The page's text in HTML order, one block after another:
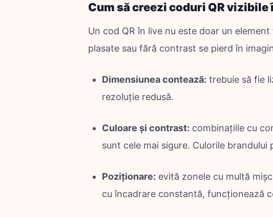
Cum să creezi coduri QR
Un cod QR în live nu este doar un
plasate sau fără contrast se pierd în
Dimensiunea contează: trebuie să fie
rezoluție redusă.
Culoare și contrast: combinațiile cu
sunt cele mai sigure. Culorile
Poziționare: evită zonele cu multă
cu încadrare constantă, funcționează